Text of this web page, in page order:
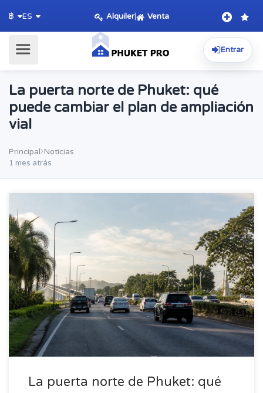
฿ ES Alquiler| Venta
Entrar
La puerta norte de Phuket: qué
puede cambiar el plan de ampliación
vial
Principal
Noticias
1 mes atrás
La puerta norte de Phuket: qué